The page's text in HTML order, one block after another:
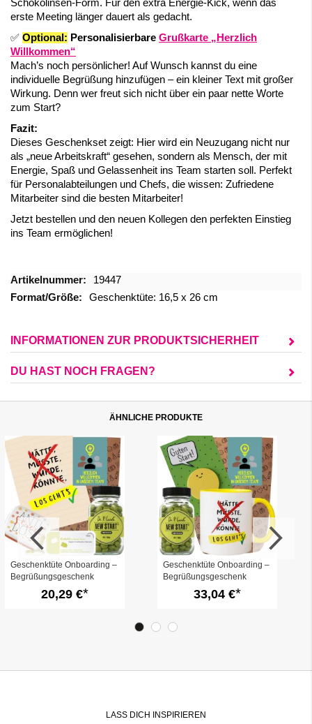
Schokolinsen-Form. Für den extra Energie-Kick, wenn das
erste Meeting länger dauert als gedacht.
✅ Optional: Personalisierbare Grußkarte „Herzlich
Willkommen“
Mach’s noch persönlicher! Auf Wunsch kannst du eine
individuelle Begrüßung hinzufügen – ein kleiner Text mit großer
Wirkung. Denn wer freut sich nicht über ein paar nette Worte
zum Start?
Fazit:
Dieses Geschenkset zeigt: Hier wird ein Neuzugang nicht nur
als „neue Arbeitskraft“ gesehen, sondern als Mensch, der mit
Energie, Spaß und Gelassenheit ins Team starten soll. Perfekt
für Personalabteilungen und Chefs, die wissen: Zufriedene
Mitarbeiter sind die besten Mitarbeiter!
Jetzt bestellen und den neuen Kollegen den perfekten Einstieg
ins Team ermöglichen!
Mehr
Informationen
19447
Geschenktüte: 16,5 x 26 cm
INFORMATIONEN ZUR PRODUKTSICHERHEIT
DU HAST NOCH FRAGEN?
ÄHNLICHE PRODUKTE
Geschenktüte Onboarding –
Begrüßungsgeschenk
„Willkommen im Team“ (Set
20,29 €
Geschenktüte Onboarding –
Begrüßungsgeschenk
„Willkommen im Team“ (Set
33,04 €
LASS DICH INSPIRIEREN